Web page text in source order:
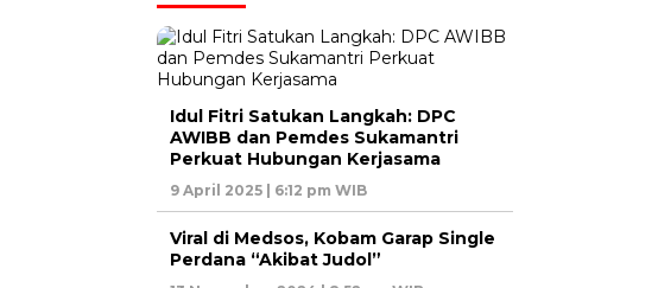
Idul Fitri Satukan Langkah: DPC
AWIBB dan Pemdes Sukamantri
Perkuat Hubungan Kerjasama
9 April 2025 | 6:12 pm WIB
Viral di Medsos, Kobam Garap Single
Perdana “Akibat Judol”